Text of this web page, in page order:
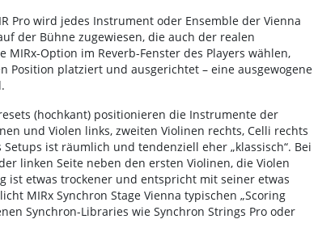
Pro wird jedes Instrument oder Ensemble der Vienna
der Bühne zugewiesen, die auch der realen
Option im Reverb-Fenster des Players wählen,
platziert und ausgerichtet – eine ausgewogene
(hochkant) positionieren die Instrumente der
und Violen links, zweiten Violinen rechts, Celli rechts
ist räumlich und tendenziell eher „klassisch“. Bei
linken Seite neben den ersten Violinen, die Violen
ist etwas trockener und entspricht mit seiner etwas
MIRx Synchron Stage Vienna typischen „Scoring
Synchron-Libraries wie Synchron Strings Pro oder